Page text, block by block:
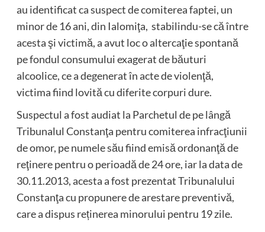
au identificat ca suspect de comiterea faptei, un
minor de 16 ani, din Ialomiţa, stabilindu-se că între
acesta şi victimă, a avut loc o altercaţie spontană
pe fondul consumului exagerat de băuturi
alcoolice, ce a degenerat în acte de violenţă,
victima fiind lovită cu diferite corpuri dure.
Suspectul a fost audiat la Parchetul de pe lângă
Tribunalul Constanţa pentru comiterea infracţiunii
de omor, pe numele său fiind emisă ordonanţă de
reţinere pentru o perioadă de 24 ore, iar la data de
30.11.2013, acesta a fost prezentat Tribunalului
Constanţa cu propunere de arestare preventivă,
care a dispus reținerea minorului pentru 19 zile.